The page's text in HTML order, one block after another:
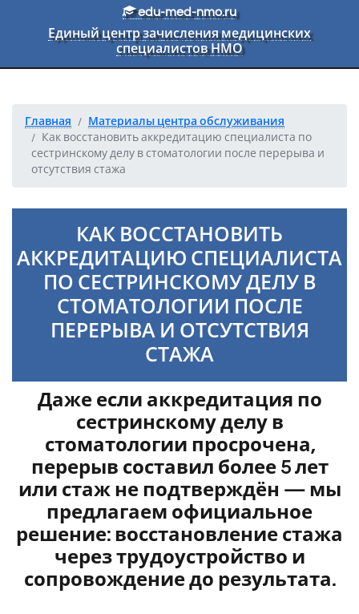
Перейти к основному текстуedu-med-nmo.ru
Единый центр зачисления медицинских
специалистов НМО
Главная
Материалы центра обслуживания
Как восстановить аккредитацию специалиста по
сестринскому делу в стоматологии после перерыва и
отсутствия стажа
КАК ВОССТАНОВИТЬ
АККРЕДИТАЦИЮ СПЕЦИАЛИСТА
ПО СЕСТРИНСКОМУ ДЕЛУ В
СТОМАТОЛОГИИ ПОСЛЕ
ПЕРЕРЫВА И ОТСУТСТВИЯ
СТАЖА
Даже если аккредитация по
сестринскому делу в
стоматологии просрочена,
перерыв составил более 5 лет
или стаж не подтверждён — мы
предлагаем официальное
решение: восстановление стажа
через трудоустройство и
сопровождение до результата.